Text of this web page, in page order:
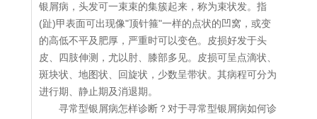
银屑病，头发可一束束的集簇起来，称为束状发。指
(趾)甲表面可出现像"顶针箍"一样的点状的凹窝，或变
的高低不平及肥厚，严重时可以变色。皮损好发于头
皮、四肢伸测，尤以肘、膝部多见。皮损可呈点滴状、
斑块状、地图状、回旋状，少数呈带状。其病程可分为
进行期、静止期及消退期。
寻常型银屑病怎样诊断？对于寻常型银屑病如何诊